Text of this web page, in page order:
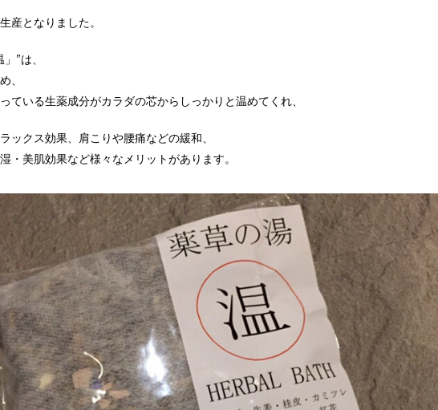
産となりました。
”は、
、
ている生薬成分がカラダの芯からしっかりと温めてくれ、
ックス効果、肩こりや腰痛などの緩和、
・美肌効果など様々なメリットがあります。